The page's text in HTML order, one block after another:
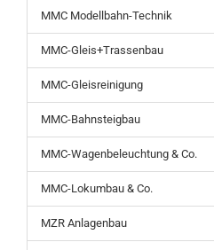
MMC Modellbahn-Technik
MMC-Gleis+Trassenbau
MMC-Gleisreinigung
MMC-Bahnsteigbau
MMC-Wagenbeleuchtung & Co.
MMC-Lokumbau & Co.
MZR Anlagenbau